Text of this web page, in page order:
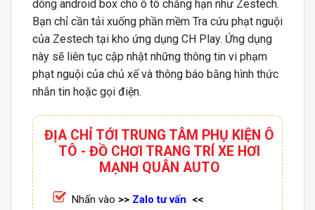
dòng android box cho ô tô chẳng hạn như Zestech.
Bạn chỉ cần tải xuống phần mềm Tra cứu phạt nguội
của Zestech tại kho ứng dụng CH Play. Ứng dụng
này sẽ liên tục cập nhật những thông tin vi phạm
phạt nguội của chủ xế và thông báo bằng hình thức
nhắn tin hoặc gọi điện.
ĐỊA CHỈ TỚI TRUNG TÂM PHỤ KIỆN Ô
TÔ - ĐỒ CHƠI TRANG TRÍ XE HƠI
MẠNH QUÂN AUTO
Nhấn vào >> Zalo tư vấn <<